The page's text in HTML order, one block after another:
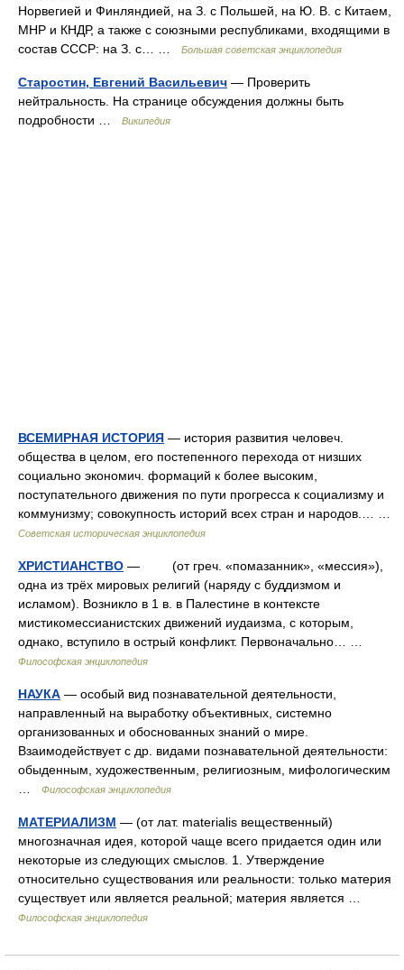
Норвегией и Финляндией, на З. с Польшей, на Ю. В. с Китаем,
МНР и КНДР, а также с союзными республиками, входящими в
состав СССР: на З. с… …
Большая советская энциклопедия
Старостин, Евгений Васильевич — Проверить
нейтральность. На странице обсуждения должны быть
подробности …
Википедия
ВСЕМИРНАЯ ИСТОРИЯ — история развития человеч.
общества в целом, его постепенного перехода от низших
социально экономич. формаций к более высоким,
поступательного движения по пути прогресса к социализму и
коммунизму; совокупность историй всех стран и народов.… …
Советская историческая энциклопедия
ХРИСТИАНСТВО — (от греч. «помазанник», «мессия»),
одна из трёх мировых религий (наряду с буддизмом и
исламом). Возникло в 1 в. в Палестине в контексте
мистикомессианистских движений иудаизма, с которым,
однако, вступило в острый конфликт. Первоначально… …
Философская энциклопедия
НАУКА — особый вид познавательной деятельности,
направленный на выработку объективных, системно
организованных и обоснованных знаний о мире.
Взаимодействует с др. видами познавательной деятельности:
обыденным, художественным, религиозным, мифологическим
Философская энциклопедия
МАТЕРИАЛИЗМ — (от лат. materialis вещественный)
многозначная идея, которой чаще всего придается один или
некоторые из следующих смыслов. 1. Утверждение
относительно существования или реальности: только материя
существует или является реальной; материя является …
Философская энциклопедия